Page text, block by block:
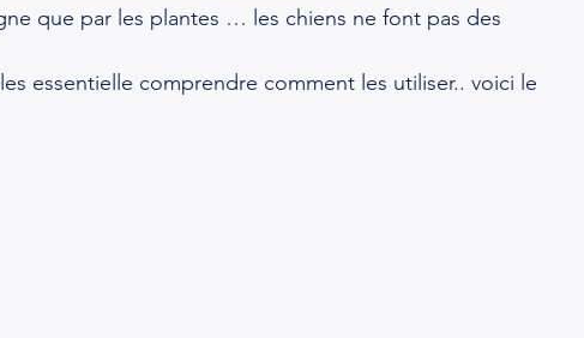
que par les plantes … les chiens ne font pas des
essentielle comprendre comment les utiliser.. voici le